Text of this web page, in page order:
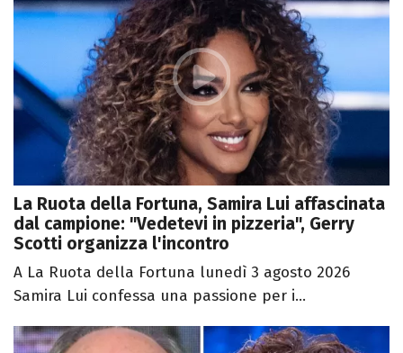
La Ruota della Fortuna, Samira Lui affascinata
dal campione: "Vedetevi in pizzeria", Gerry
Scotti organizza l'incontro
A La Ruota della Fortuna lunedì 3 agosto 2026
Samira Lui confessa una passione per i...